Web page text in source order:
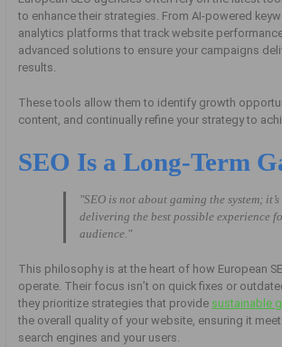
to enhance their strategies. From AI-powered
analytics platforms that track website
advanced solutions to ensure your campaigns
results.
These tools allow them to identify growth
content, and continually refine your strategy to
SEO Is a Long-Term
"SEO is not about gaming the system;
delivering the best possible experience
audience."
This philosophy is at the heart of how European
operate. Their focus isn’t on quick fixes or
they prioritize strategies that provide sustainable
the overall quality of your website, ensuring it
search engines and your users.